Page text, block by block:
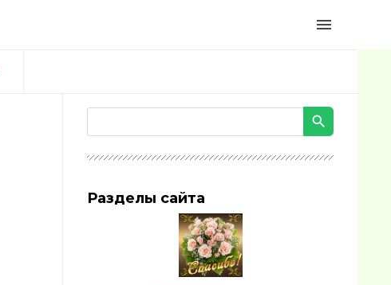
menu
Разделы сайта